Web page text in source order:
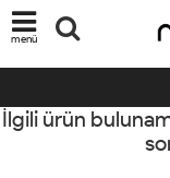
menü
İlgili ürün